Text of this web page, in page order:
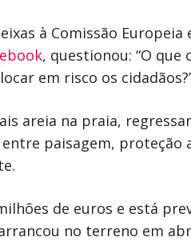
à Comissão
, questionou: “O
em risco os
areia na praia,
paisagem, proteção
de euros e está
no terreno em